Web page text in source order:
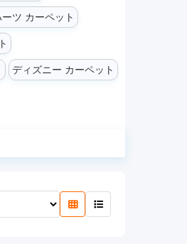
ツ カーペット
ディズニー カーペット